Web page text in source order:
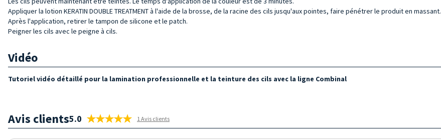
Appliquer la lotion KERATIN DOUBLE TREATMENT à l'aide de la brosse, de la racine des cils jusqu'aux pointes, faire pénétrer le produit en massant.
Après l'application, retirer le tampon de silicone et le patch.
Peigner les cils avec le peigne à cils.
Vidéo
Tutoriel vidéo détaillé pour la lamination professionnelle et la teinture des cils avec la ligne Combinal
Avis clients5.0 1 Avis clients